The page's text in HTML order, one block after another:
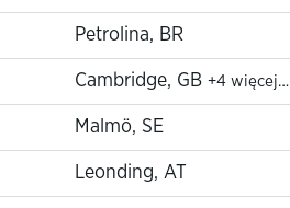
Petrolina, BR
Cambridge, GB +4 więcej…
Malmö, SE
Leonding, AT